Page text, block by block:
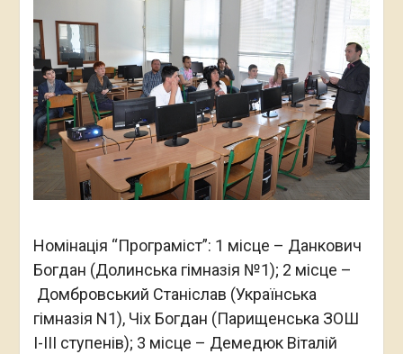
Номінація “Програміст”: 1 місце – Данкович
Богдан (Долинська гімназія №1); 2 місце –
Домбровський Станіслав (Українська
гімназія N1), Чіх Богдан (Парищенська ЗОШ
І-ІІІ ступенів); 3 місце – Демедюк Віталій